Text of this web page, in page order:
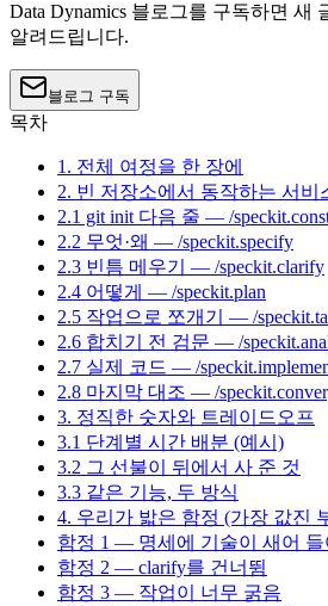
Data Dynamics 블로그를 구독하면 새
알려드립니다.
블로그 구독
목차
1. 전체 여정을 한 장에
2. 빈 저장소에서 동작하는 서
2.1 git init 다음 줄 — /
2.2 무엇·왜 — /speckit.specify
2.3 빈틈 메우기 — /speckit.clarify
2.4 어떻게 — /speckit.plan
2.5 작업으로 쪼개기 — /
2.6 합치기 전 검문 — /
2.7 실제 코드 — /
2.8 마지막 대조 — /
3. 정직한 숫자와 트레이드오프
3.1 단계별 시간 배분 (예시)
3.2 그 선불이 뒤에서 사 준 것
3.3 같은 기능, 두 방식
4. 우리가 밟은 함정 (가장 값진
함정 1 — 명세에 기술이 새어 들
함정 2 — clarify를 건너뜀
함정 3 — 작업이 너무 굵음